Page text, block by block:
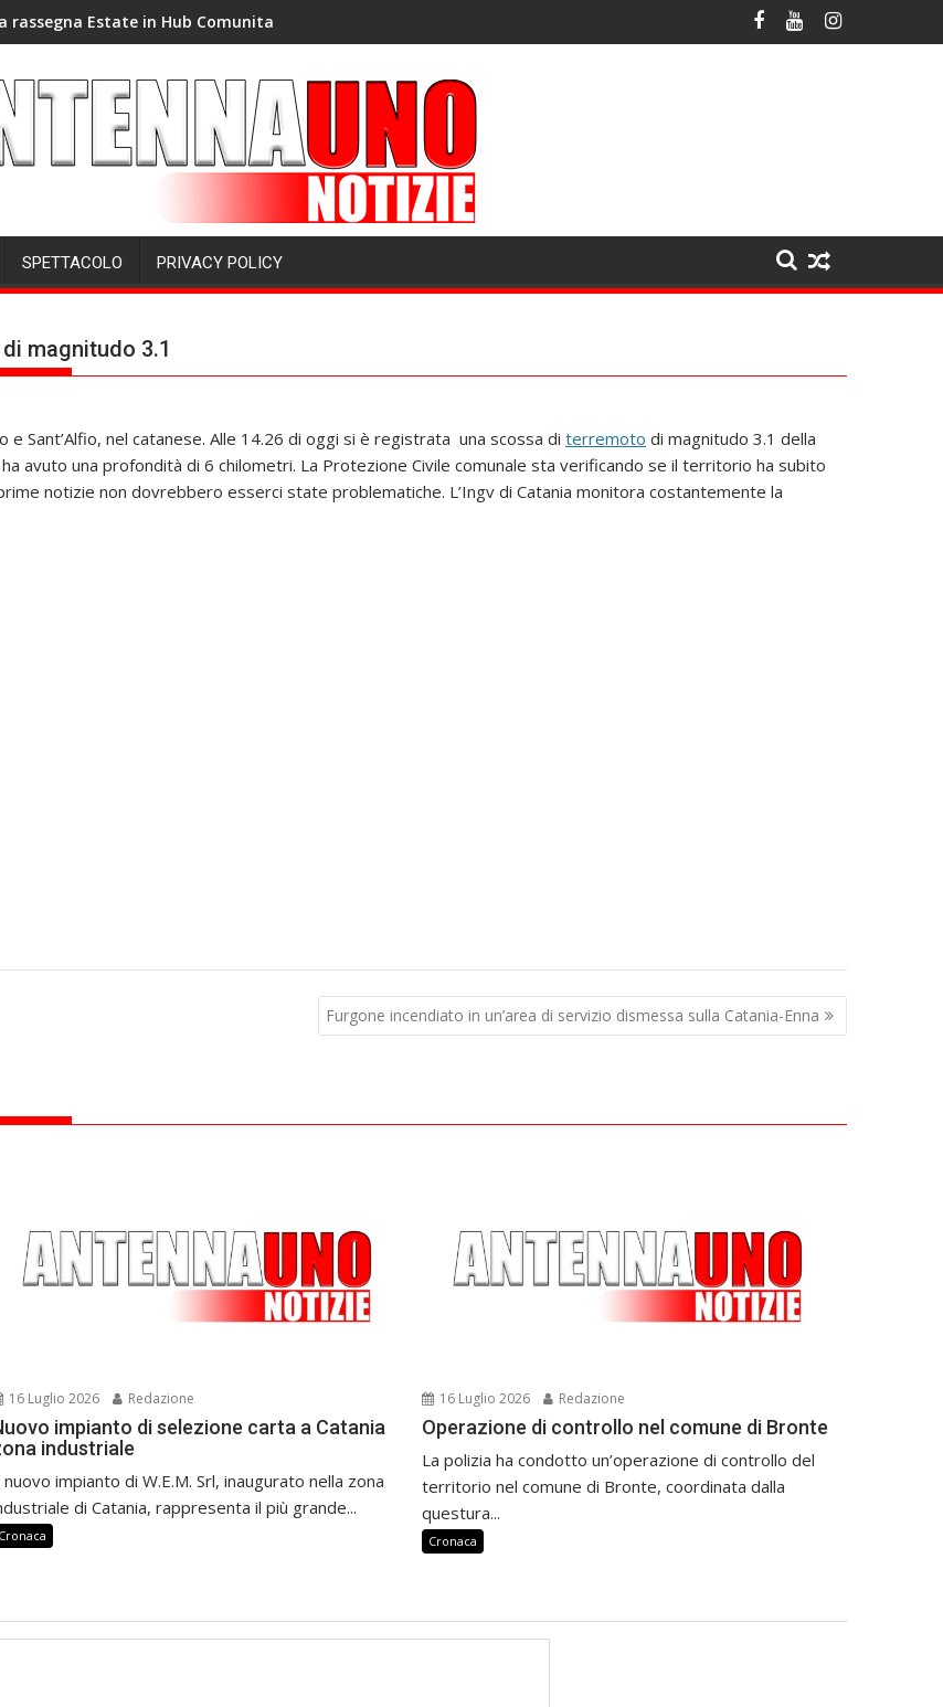
rassegna Estate in Hub Comunita
SPETTACOLO PRIVACY POLICY
magnitudo 3.1
e Sant’Alfio, nel catanese. Alle 14.26 di oggi si è registrata una scossa di terremoto di magnitudo 3.1 della
avuto una profondità di 6 chilometri. La Protezione Civile comunale sta verificando se il territorio ha subito
notizie non dovrebbero esserci state problematiche. L’Ingv di Catania monitora costantemente la
Furgone incendiato in un’area di servizio dismessa sulla Catania-Enna
16 Luglio 2026 Redazione
impianto di selezione carta a Catania
industriale
nuovo impianto di W.E.M. Srl, inaugurato nella zona
di Catania, rappresenta il più grande...
Cronaca
16 Luglio 2026 Redazione
Operazione di controllo nel comune di Bronte
La polizia ha condotto un’operazione di controllo del
territorio nel comune di Bronte, coordinata dalla
questura...
Cronaca